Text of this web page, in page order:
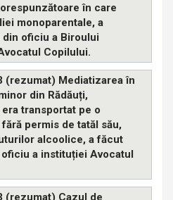
în care
monoparentale, a
oficiu a Biroului
Copilului.
(rezumat) Mediatizarea în
din Rădăuți,
transportat pe o
permis de tatăl său,
alcoolice, a făcut
a instituției Avocatul
(rezumat) Cazul de